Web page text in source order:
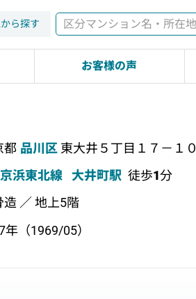
ら探す
お客様の声
都 品川区 東大井５丁目１７－１０
京浜東北線 大井町駅 徒歩1分
造 ／ 地上5階
年（1969/05）